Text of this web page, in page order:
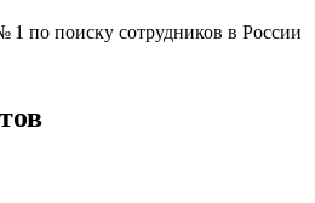
1 по поиску сотрудников в России